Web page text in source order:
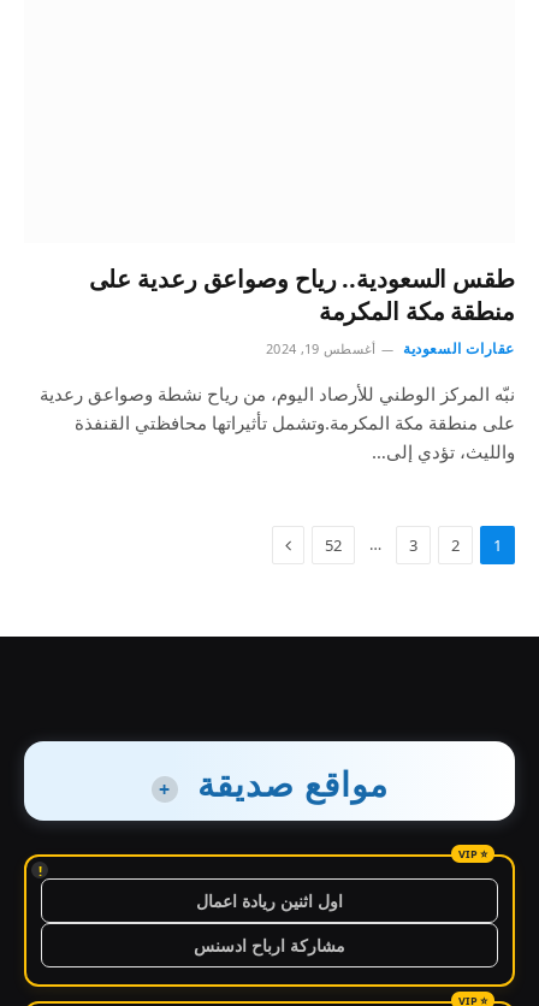
طقس السعودية.. رياح وصواعق رعدية على
منطقة مكة المكرمة
عقارات السعودية أغسطس 19, 2024
نبّه المركز الوطني للأرصاد اليوم، من رياح نشطة وصواعق رعدية
على منطقة مكة المكرمة.وتشمل تأثيراتها محافظتي القنفذة
والليث، تؤدي إلى…
1
2
3
…
52
مواقع صديقة +
!
اول اثنين ريادة اعمال
مشاركة ارباح ادسنس